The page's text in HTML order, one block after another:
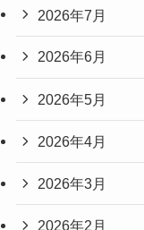
2026年7月
2026年6月
2026年5月
2026年4月
2026年3月
2026年2月